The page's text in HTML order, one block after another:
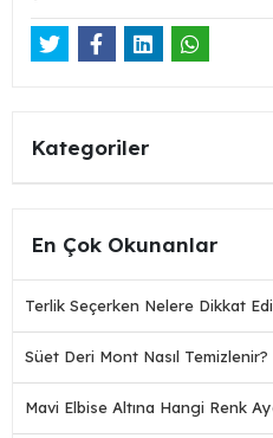
Kategoriler
En Çok Okunanlar
Terlik Seçerken Nelere Dikkat
Süet Deri Mont Nasıl Temizlenir?
Mavi Elbise Altına Hangi Renk